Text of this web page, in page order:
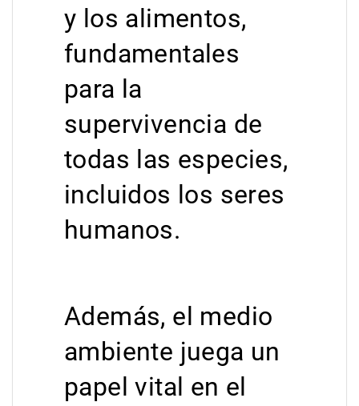
y los alimentos,
fundamentales
para la
supervivencia de
todas las especies,
incluidos los seres
humanos.
Además, el medio
ambiente juega un
papel vital en el